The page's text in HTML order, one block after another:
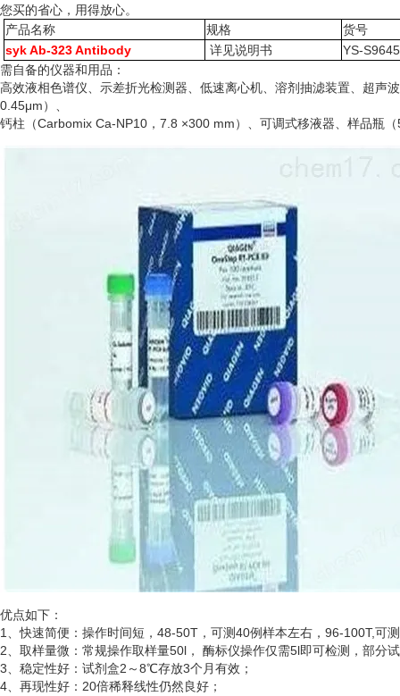
您买的省心，用得放心。
产品名称
规格
货号
syk Ab-323 Antibody
详见说明书
YS-
需自备的仪器和用品：
高效液相色谱仪、示差折光检测器、低速离心机、溶剂抽滤装置、超声
0.45μm）、
钙柱（Carbomix Ca-NP10，7.8 ×300 mm）、可调式移液器、样品瓶
优点如下：
1、快速简便：操作时间短，48-50T，可测40例样本左右，96-100T,可
2、取样量微：常规操作取样量50l， 酶标仪操作仅需5l即可检测，部分
3、稳定性好：试剂盒2～8℃存放3个月有效；
4、再现性好：20倍稀释线性仍然良好；